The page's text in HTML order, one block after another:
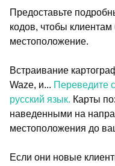
Предоставьте
кодов, чтобы
местоположение.
Встраивание
Waze, и... Переведите
русский язык. Карты
наведенными на
местоположения до
Если они новые